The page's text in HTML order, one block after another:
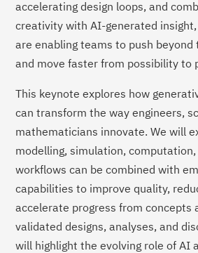
accelerating design loops, and
creativity with AI-generated
are enabling teams to push
and move faster from possibility to
This keynote explores how
can transform the way engineers,
mathematicians innovate. We will
modelling, simulation,
workflows can be combined with
capabilities to improve quality,
accelerate progress from concepts
validated designs, analyses, and
will highlight the evolving role of AI